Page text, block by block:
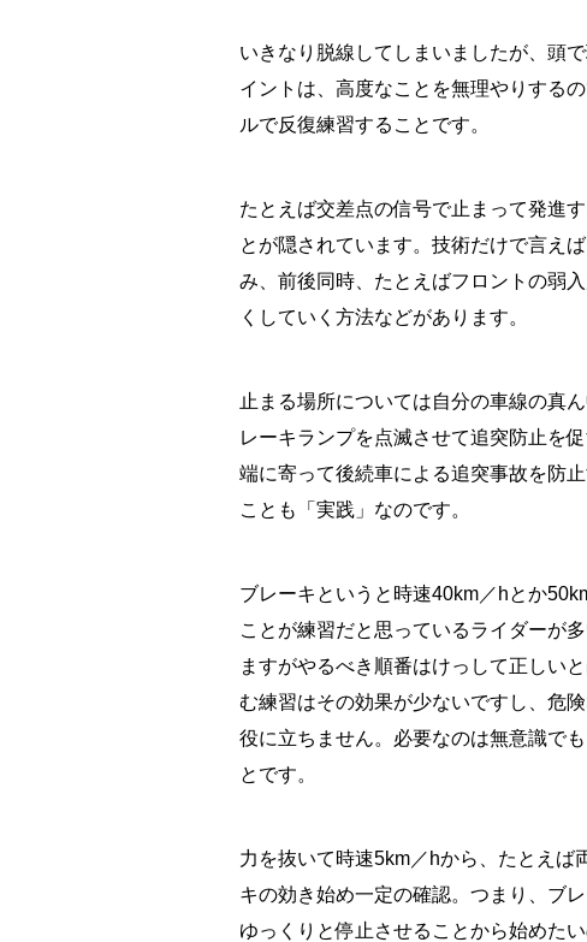
いきなり脱線してしまいましたが、頭
イントは、高度なことを無理やりする
ルで反復練習することです。
たとえば交差点の信号で止まって発進
とが隠されています。技術だけで言え
み、前後同時、たとえばフロントの弱
くしていく方法などがあります。
止まる場所については自分の車線の真
レーキランプを点滅させて追突防止を
端に寄って後続車による追突事故を防
ことも「実践」なのです。
ブレーキというと時速40km／hとか
ことが練習だと思っているライダーが
ますがやるべき順番はけっして正しい
む練習はその効果が少ないですし、危
役に立ちません。必要なのは無意識で
とです。
力を抜いて時速5km／hから、たとえば
キの効き始め一定の確認。つまり、ブ
ゆっくりと停止させることから始めたい